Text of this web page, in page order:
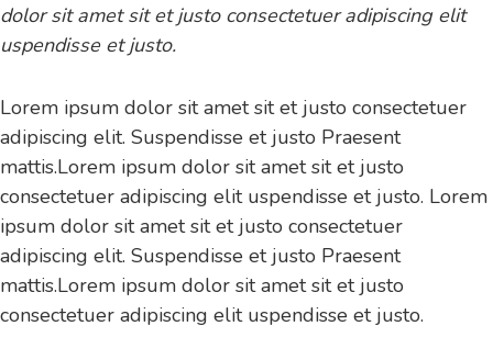
dolor sit amet sit et justo consectetuer adipiscing elit
uspendisse et justo.
Lorem ipsum dolor sit amet sit et justo consectetuer
adipiscing elit. Suspendisse et justo Praesent
mattis.Lorem ipsum dolor sit amet sit et justo
consectetuer adipiscing elit uspendisse et justo. Lorem
ipsum dolor sit amet sit et justo consectetuer
adipiscing elit. Suspendisse et justo Praesent
mattis.Lorem ipsum dolor sit amet sit et justo
consectetuer adipiscing elit uspendisse et justo.